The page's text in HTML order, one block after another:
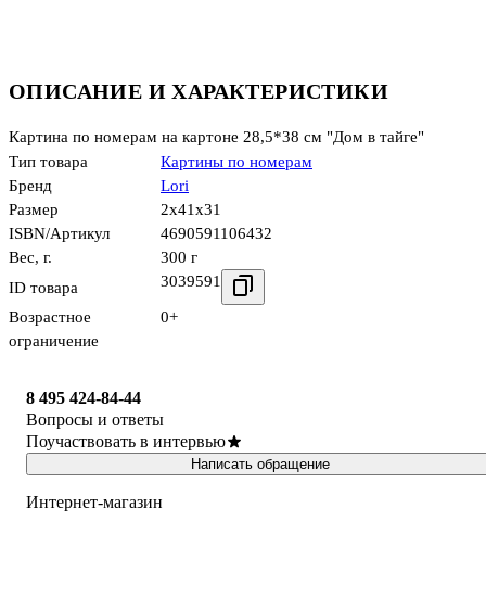
ОПИСАНИЕ И ХАРАКТЕРИСТИКИ
Картина по номерам на картоне 28,5*38 см "Дом в тайге"
Тип товара
Картины по номерам
Бренд
Lori
Размер
2x41x31
ISBN/Артикул
4690591106432
Вес, г.
300 г
ID товара
3039591
Возрастное
ограничение
0+
8 495 424-84-44
Вопросы и ответы
Поучаствовать в интервью
Написать обращение
Интернет-магазин